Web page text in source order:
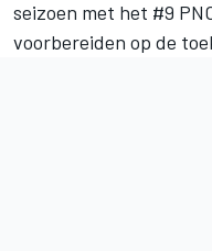
seizoen met het #9
voorbereiden op de